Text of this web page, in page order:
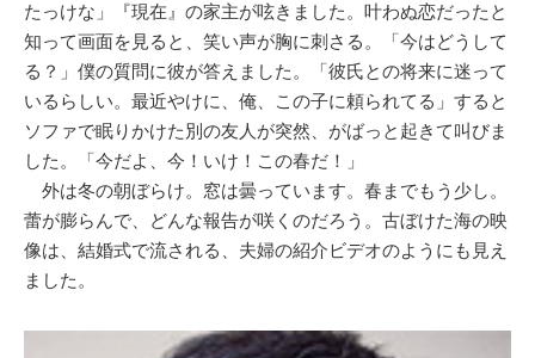
たっけな」『現在』の家主が呟きました。叶わぬ恋だったと
知って画面を見ると、笑い声が胸に刺さる。「今はどうして
る？」僕の質問に彼が答えました。「彼氏との将来に迷って
いるらしい。最近やけに、俺、この子に頼られてる」すると
ソファで眠りかけた別の友人が突然、がばっと起きて叫びま
した。「今だよ、今！いけ！この春だ！」
外は冬の朝ぼらけ。窓は曇っています。春までもう少し。
蕾が膨らんで、どんな報告が咲くのだろう。古ぼけた海の映
像は、結婚式で流される、夫婦の紹介ビデオのようにも見え
ました。